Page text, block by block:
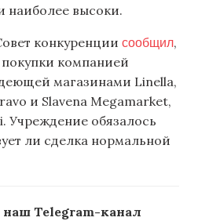
наиболее высоки.
конкуренции сообщил,
компанией
магазинами Linella,
и Slavena Megamarket,
Учреждение обязалось
ли сделка нормальной
Telegram-канал